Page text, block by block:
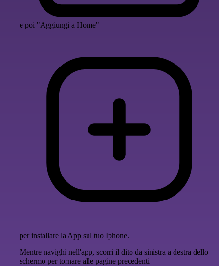
e poi "Aggiungi a Home"
per installare la App sul tuo Iphone.
Mentre navighi nell'app, scorri il dito da sinistra a destra dello
schermo per tornare alle pagine precedenti